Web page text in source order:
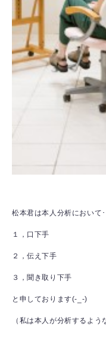
松本君は本人分析において･
１，口下手
２，伝え下手
３，聞き取り下手
と申しております(-_-)
（私は本人が分析するよう